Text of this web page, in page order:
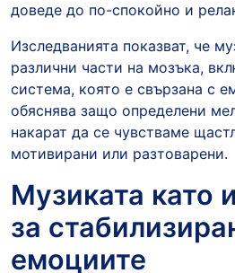
доведе до по-спокойно и
Изследванията показват, че
различни части на мозъка,
система, която е свързана с
обяснява защо определени
накарат да се чувстваме
мотивирани или разтоварени.
Музиката като
за
емоциите